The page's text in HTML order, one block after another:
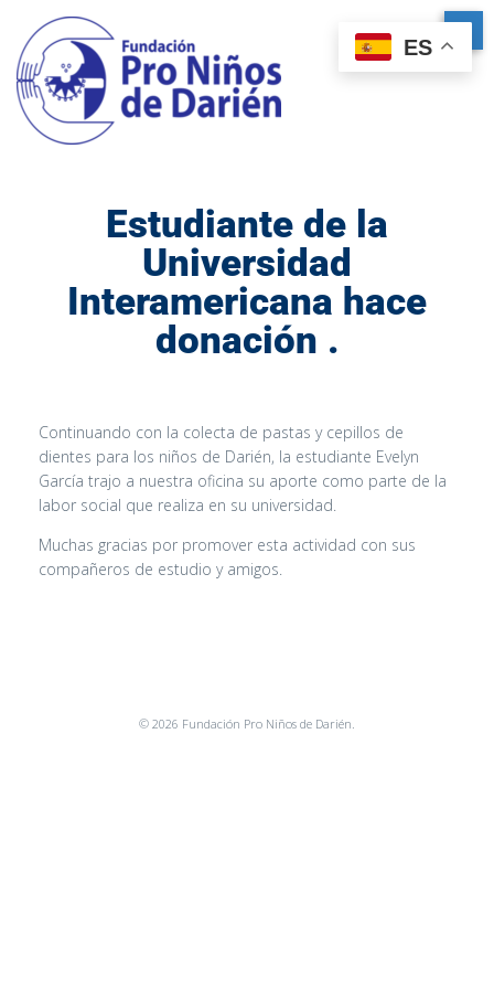
Estudiante de la
Universidad
Interamericana hace
donación .
Continuando con la colecta de pastas y cepillos de
dientes para los niños de Darién, la estudiante Evelyn
García trajo a nuestra oficina su aporte como parte de la
labor social que realiza en su universidad.
Muchas gracias por promover esta actividad con sus
compañeros de estudio y amigos.
© 2026 Fundación Pro Niños de Darién.
ES